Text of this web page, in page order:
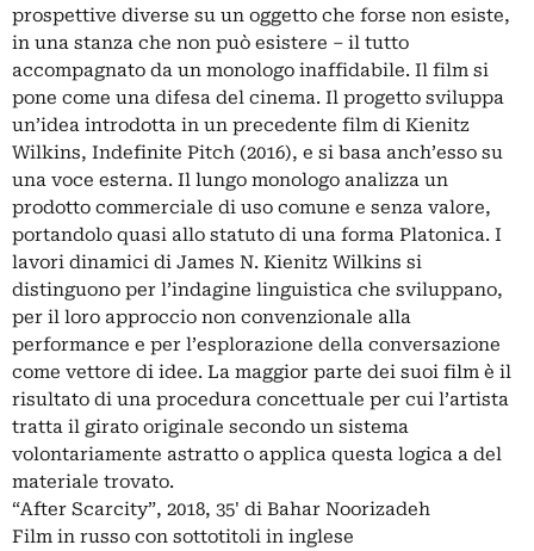
prospettive diverse su un oggetto che forse non esiste,
in una stanza che non può esistere – il tutto
accompagnato da un monologo inaffidabile. Il film si
pone come una difesa del cinema. Il progetto sviluppa
un’idea introdotta in un precedente film di Kienitz
Wilkins, Indefinite Pitch (2016), e si basa anch’esso su
una voce esterna. Il lungo monologo analizza un
prodotto commerciale di uso comune e senza valore,
portandolo quasi allo statuto di una forma Platonica. I
lavori dinamici di James N. Kienitz Wilkins si
distinguono per l’indagine linguistica che sviluppano,
per il loro approccio non convenzionale alla
performance e per l’esplorazione della conversazione
come vettore di idee. La maggior parte dei suoi film è il
risultato di una procedura concettuale per cui l’artista
tratta il girato originale secondo un sistema
volontariamente astratto o applica questa logica a del
materiale trovato.
“After Scarcity”, 2018, 35' di Bahar Noorizadeh
Film in russo con sottotitoli in inglese